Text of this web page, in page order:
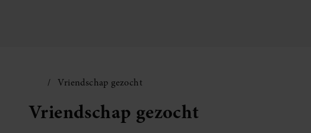
Vriendschap gezocht
Vriendschap gezocht